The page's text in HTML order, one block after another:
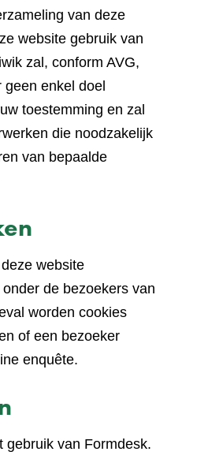
van deze
website gebruik van
zal, conform AVG,
enkel doel
toestemming en zal
die noodzakelijk
van bepaalde
website
de bezoekers van
worden cookies
of een bezoeker
enquête.
gebruik van Formdesk.